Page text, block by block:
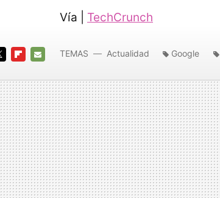
Vía | TechCrunch
MAIL
TEMAS Actualidad Google